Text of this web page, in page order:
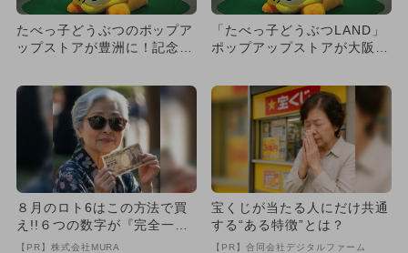
たべっ子どうぶつのポップア
ップストアが豊洲に！記念撮
「たべっ子どうぶつLAND」
ポップアップストアが大阪門
８月のロト6はこの方法で買
え!!６つの数字が『完全一
致』する方法
【PR】株式会社MURA
宝くじが当たる人にだけ共通
する“ある特徴”とは？
【PR】合同会社デジタルファーム